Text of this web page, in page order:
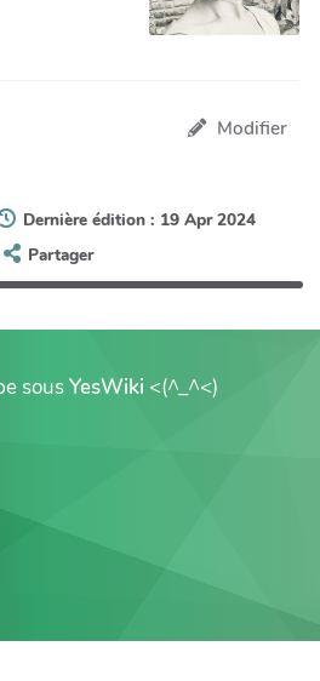
Modifier
Dernière édition : 19 Apr 2024
Partager
sousYesWiki <(^_^<)